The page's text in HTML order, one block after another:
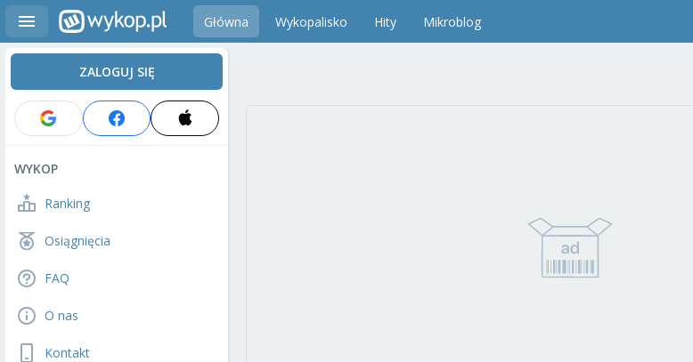
Główna Wykopalisko Hity Mikroblog
ZALOGUJ SIĘ
WYKOP
Ranking
Osiągnięcia
FAQ
O nas
Kontakt